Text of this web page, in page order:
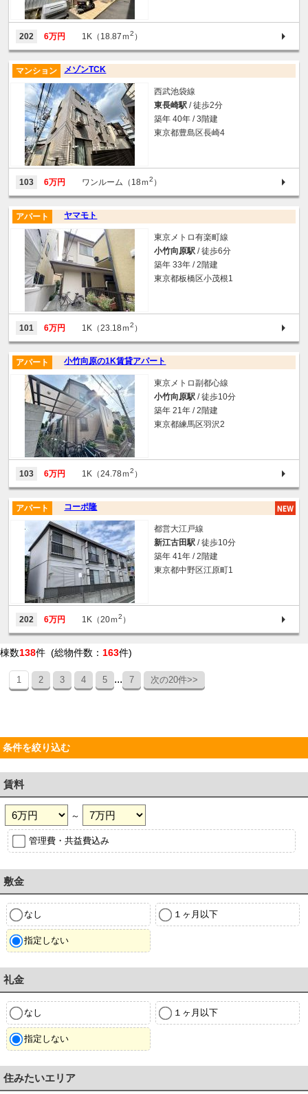
202 6万円 1K（18.87ｍ2 ）
メゾンTCK
マンション
西武池袋線
東長崎駅 / 徒歩2分
築年 40年 / 3階建
東京都豊島区長崎4
103 6万円 ワンルーム（18ｍ2 ）
ヤマモト
アパート
東京メトロ有楽町線
小竹向原駅 / 徒歩6分
築年 33年 / 2階建
東京都板橋区小茂根1
101 6万円 1K（23.18ｍ2 ）
小竹向原の1K賃貸アパート
アパート
東京メトロ副都心線
小竹向原駅 / 徒歩10分
築年 21年 / 2階建
東京都練馬区羽沢2
103 6万円 1K（24.78ｍ2 ）
コーポ隆
アパート
都営大江戸線
新江古田駅 / 徒歩10分
築年 41年 / 2階建
東京都中野区江原町1
202 6万円 1K（20ｍ2 ）
棟数138件 (総物件数： 163件)
1 2 3 4 5 ... 7 次の20件>>
条件を絞り込む
賃料
～
管理費・共益費込み
敷金
なし １ヶ月以下
指定しない
礼金
なし １ヶ月以下
指定しない
住みたいエリア